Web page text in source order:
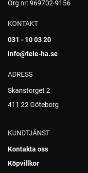
Org nr: 969702-9156
KONTAKT
031 - 10 03 20
info@tele-ha.se
ADRESS
Skanstorget 2
411 22 Göteborg
KUNDTJÄNST
Kontakta oss
Köpvillkor